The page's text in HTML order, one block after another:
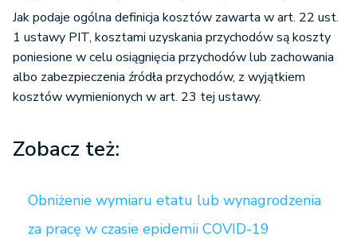
Jak podaje ogólna definicja kosztów zawarta w art. 22 ust.
1 ustawy PIT, kosztami uzyskania przychodów są koszty
poniesione w celu osiągnięcia przychodów lub zachowania
albo zabezpieczenia źródła przychodów, z wyjątkiem
kosztów wymienionych w art. 23 tej ustawy.
Zobacz też:
Obniżenie wymiaru etatu lub wynagrodzenia
za pracę w czasie epidemii COVID-19